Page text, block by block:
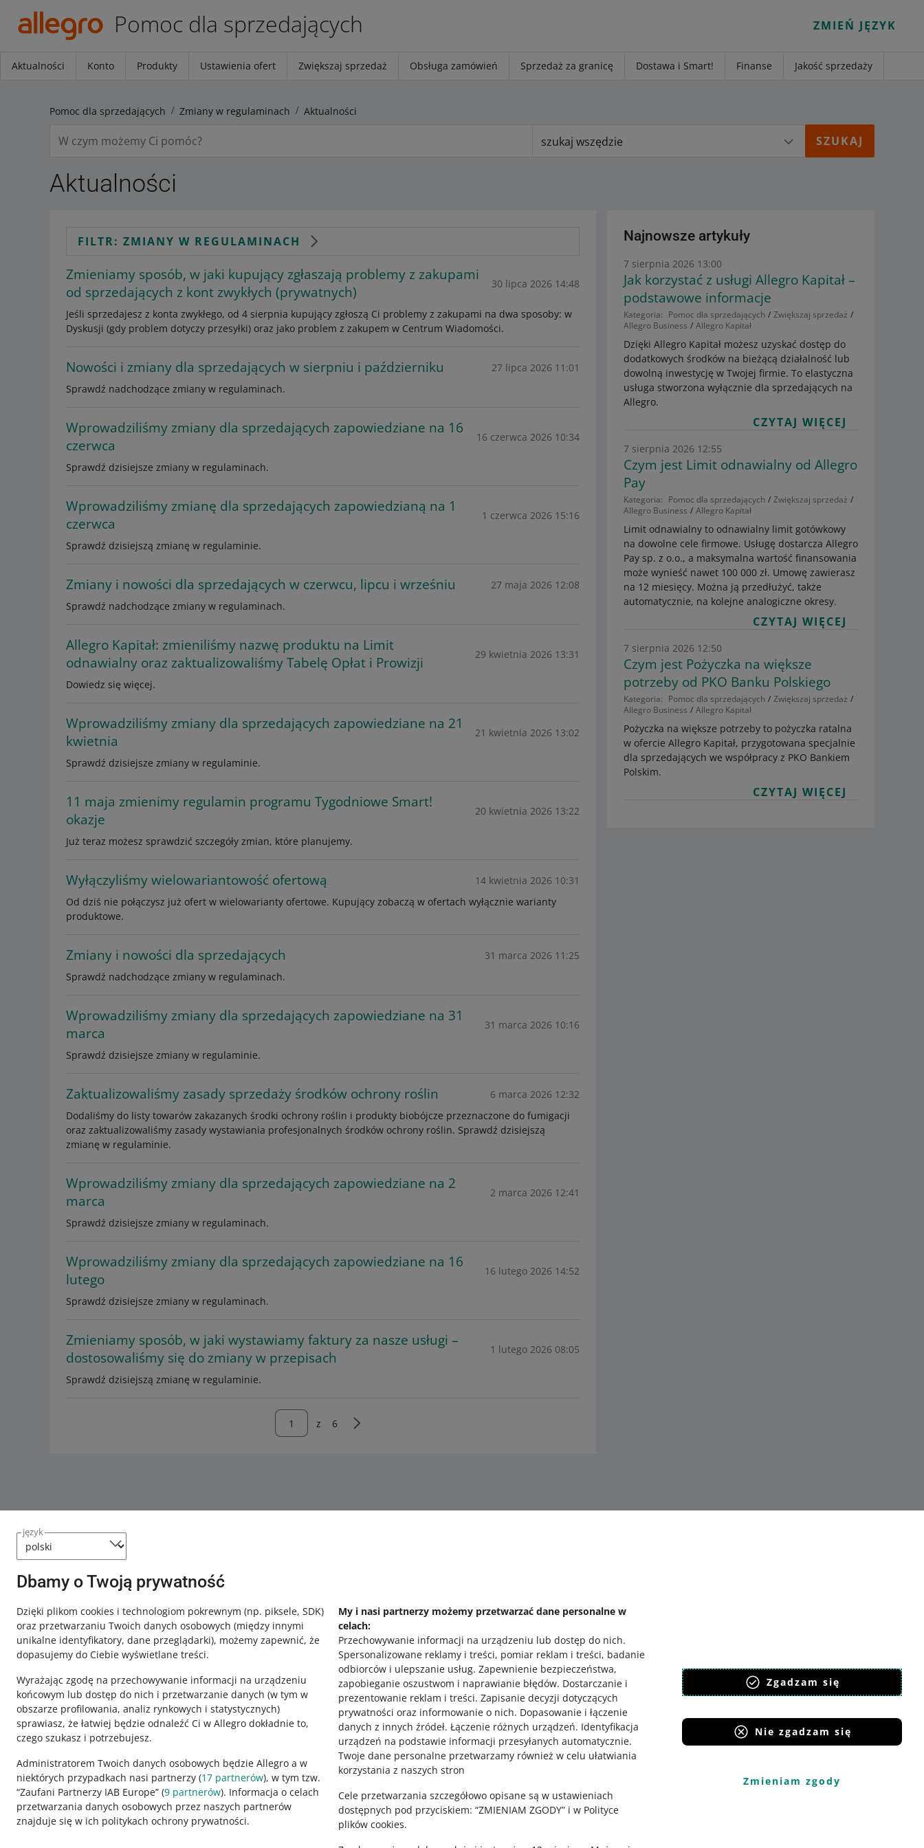
język
Dbamy o Twoją prywatność
Dzięki plikom cookies i technologiom pokrewnym (np. piksele, SDK)
oraz przetwarzaniu Twoich danych osobowych (między innymi
unikalne identyfikatory, dane przeglądarki), możemy zapewnić, że
dopasujemy do Ciebie wyświetlane treści.
Wyrażając zgodę na przechowywanie informacji na urządzeniu
końcowym lub dostęp do nich i przetwarzanie danych (w tym w
obszarze profilowania, analiz rynkowych i statystycznych)
sprawiasz, że łatwiej będzie odnaleźć Ci w Allegro dokładnie to,
czego szukasz i potrzebujesz.
Administratorem Twoich danych osobowych będzie Allegro a w
niektórych przypadkach nasi partnerzy (17 partnerów), w tym tzw.
“Zaufani Partnerzy IAB Europe” (9 partnerów). Informacja o celach
przetwarzania danych osobowych przez naszych partnerów
znajduje się w ich politykach ochrony prywatności.
My i nasi partnerzy możemy przetwarzać dane personalne w
celach:
Przechowywanie informacji na urządzeniu lub dostęp do nich.
Spersonalizowane reklamy i treści, pomiar reklam i treści, badanie
odbiorców i ulepszanie usług. Zapewnienie bezpieczeństwa,
zapobieganie oszustwom i naprawianie błędów. Dostarczanie i
prezentowanie reklam i treści. Zapisanie decyzji dotyczących
prywatności oraz informowanie o nich. Dopasowanie i łączenie
danych z innych źródeł. Łączenie różnych urządzeń. Identyfikacja
urządzeń na podstawie informacji przesyłanych automatycznie.
Twoje dane personalne przetwarzamy również w celu ułatwiania
korzystania z naszych stron
Cele przetwarzania szczegółowo opisane są w ustawieniach
dostępnych pod przyciskiem: “ZMIENIAM ZGODY” i w Polityce
plików cookies.
Zgadzam się
Nie zgadzam się
Zmieniam zgody
Pomoc dla sprzedających ZMIEŃ JĘZYK
Aktualności Konto Produkty Ustawienia ofert Zwiększaj sprzedaż Obsługa zamówień Sprzedaż za granicę Dostawa i Smart! Finanse Jakość sprzedaży
Pomoc dla sprzedających Zmiany w regulaminach Aktualności
szukaj wszędzie
Aktualności
FILTR: ZMIANY W REGULAMINACH
Zmieniamy sposób, w jaki kupujący zgłaszają problemy z zakupami
od sprzedających z kont zwykłych (prywatnych)
30 lipca 2026 14:48
Jeśli sprzedajesz z konta zwykłego, od 4 sierpnia kupujący zgłoszą Ci problemy z zakupami na dwa sposoby: w
Dyskusji (gdy problem dotyczy przesyłki) oraz jako problem z zakupem w Centrum Wiadomości.
Nowości i zmiany dla sprzedających w sierpniu i październiku
27 lipca 2026 11:01
Sprawdź nadchodzące zmiany w regulaminach.
Wprowadziliśmy zmiany dla sprzedających zapowiedziane na 16
czerwca
16 czerwca 2026 10:34
Sprawdź dzisiejsze zmiany w regulaminach.
Wprowadziliśmy zmianę dla sprzedających zapowiedzianą na 1
czerwca
1 czerwca 2026 15:16
Sprawdź dzisiejszą zmianę w regulaminie.
Zmiany i nowości dla sprzedających w czerwcu, lipcu i wrześniu
27 maja 2026 12:08
Sprawdź nadchodzące zmiany w regulaminach.
Allegro Kapitał: zmieniliśmy nazwę produktu na Limit
odnawialny oraz zaktualizowaliśmy Tabelę Opłat i Prowizji
29 kwietnia 2026 13:31
Dowiedz się więcej.
Wprowadziliśmy zmiany dla sprzedających zapowiedziane na 21
kwietnia
21 kwietnia 2026 13:02
Sprawdź dzisiejsze zmiany w regulaminie.
11 maja zmienimy regulamin programu Tygodniowe Smart!
okazje
20 kwietnia 2026 13:22
Już teraz możesz sprawdzić szczegóły zmian, które planujemy.
Wyłączyliśmy wielowariantowość ofertową
14 kwietnia 2026 10:31
Od dziś nie połączysz już ofert w wielowarianty ofertowe. Kupujący zobaczą w ofertach wyłącznie warianty
produktowe.
Zmiany i nowości dla sprzedających
31 marca 2026 11:25
Sprawdź nadchodzące zmiany w regulaminach.
Wprowadziliśmy zmiany dla sprzedających zapowiedziane na 31
marca
31 marca 2026 10:16
Sprawdź dzisiejsze zmiany w regulaminie.
Zaktualizowaliśmy zasady sprzedaży środków ochrony roślin
6 marca 2026 12:32
Dodaliśmy do listy towarów zakazanych środki ochrony roślin i produkty biobójcze przeznaczone do fumigacji
oraz zaktualizowaliśmy zasady wystawiania profesjonalnych środków ochrony roślin. Sprawdź dzisiejszą
zmianę w regulaminie.
Wprowadziliśmy zmiany dla sprzedających zapowiedziane na 2
marca
2 marca 2026 12:41
Sprawdź dzisiejsze zmiany w regulaminach.
Wprowadziliśmy zmiany dla sprzedających zapowiedziane na 16
lutego
16 lutego 2026 14:52
Sprawdź dzisiejsze zmiany w regulaminach.
Zmieniamy sposób, w jaki wystawiamy faktury za nasze usługi –
dostosowaliśmy się do zmiany w przepisach
1 lutego 2026 08:05
Sprawdź dzisiejszą zmianę w regulaminie.
z 6
Najnowsze artykuły
7 sierpnia 2026 13:00
Jak korzystać z usługi Allegro Kapitał –
podstawowe informacje
Kategoria: Pomoc dla sprzedających
Zwiększaj sprzedaż
Allegro Business
Allegro Kapitał
Dzięki Allegro Kapitał możesz uzyskać dostęp do
dodatkowych środków na bieżącą działalność lub
dowolną inwestycję w Twojej firmie. To elastyczna
usługa stworzona wyłącznie dla sprzedających na
Allegro.
CZYTAJ WIĘCEJ
7 sierpnia 2026 12:55
Czym jest Limit odnawialny od Allegro
Pay
Kategoria: Pomoc dla sprzedających
Zwiększaj sprzedaż
Allegro Business
Allegro Kapitał
Limit odnawialny to odnawialny limit gotówkowy
na dowolne cele firmowe. Usługę dostarcza Allegro
Pay sp. z o.o., a maksymalna wartość finansowania
może wynieść nawet 100 000 zł. Umowę zawierasz
na 12 miesięcy. Można ją przedłużyć, także
automatycznie, na kolejne analogiczne okresy.
CZYTAJ WIĘCEJ
7 sierpnia 2026 12:50
Czym jest Pożyczka na większe
potrzeby od PKO Banku Polskiego
Kategoria: Pomoc dla sprzedających
Zwiększaj sprzedaż
Allegro Business
Allegro Kapitał
Pożyczka na większe potrzeby to pożyczka ratalna
w ofercie Allegro Kapitał, przygotowana specjalnie
dla sprzedających we współpracy z PKO Bankiem
Polskim.
CZYTAJ WIĘCEJ
o allegro.pl
polski
čeština
English
slovenčina
o allegro.cz
polski
čeština
English
slovenčina
o allegro.sk
polski
čeština
English
slovenčina
motyw jasny